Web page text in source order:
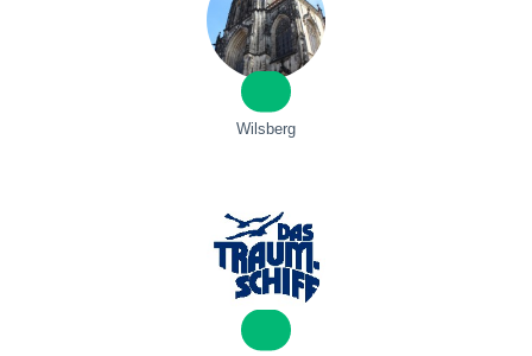
Wilsberg